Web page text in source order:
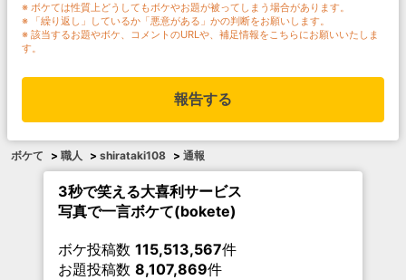
※ ボケては性質上どうしてもボケやお題が被ってしまう場合があります。
※ 「繰り返し」しているか「悪意がある」かの判断をお願いします。
※ 該当するお題やボケ、コメントのURLや、補足情報をこちらにお願いいたしま
す。
報告する
ボケて > 職人 > shirataki108 > 通報
3秒で笑える大喜利サービス
写真で一言ボケて(bokete)
ボケ投稿数 115,513,567件
お題投稿数 8,107,869件